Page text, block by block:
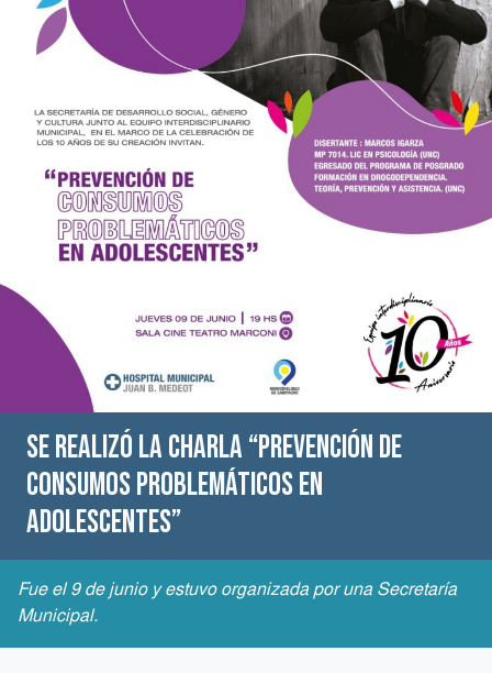
Se realizó la charla “Prevención de
Consumos Problemáticos en
adolescentes”
Fue el 9 de junio y estuvo organizada por una Secretaría
Municipal.